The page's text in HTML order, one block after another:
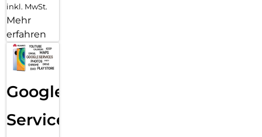
inkl. MwSt.
Mehr
erfahren
Google
Services